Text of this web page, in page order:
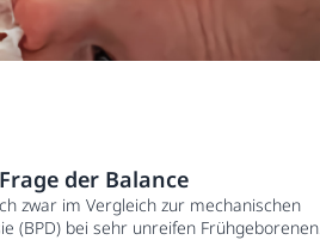
der Balance
zwar im Vergleich zur mechanischen
(BPD) bei sehr unreifen Frühgeborenen